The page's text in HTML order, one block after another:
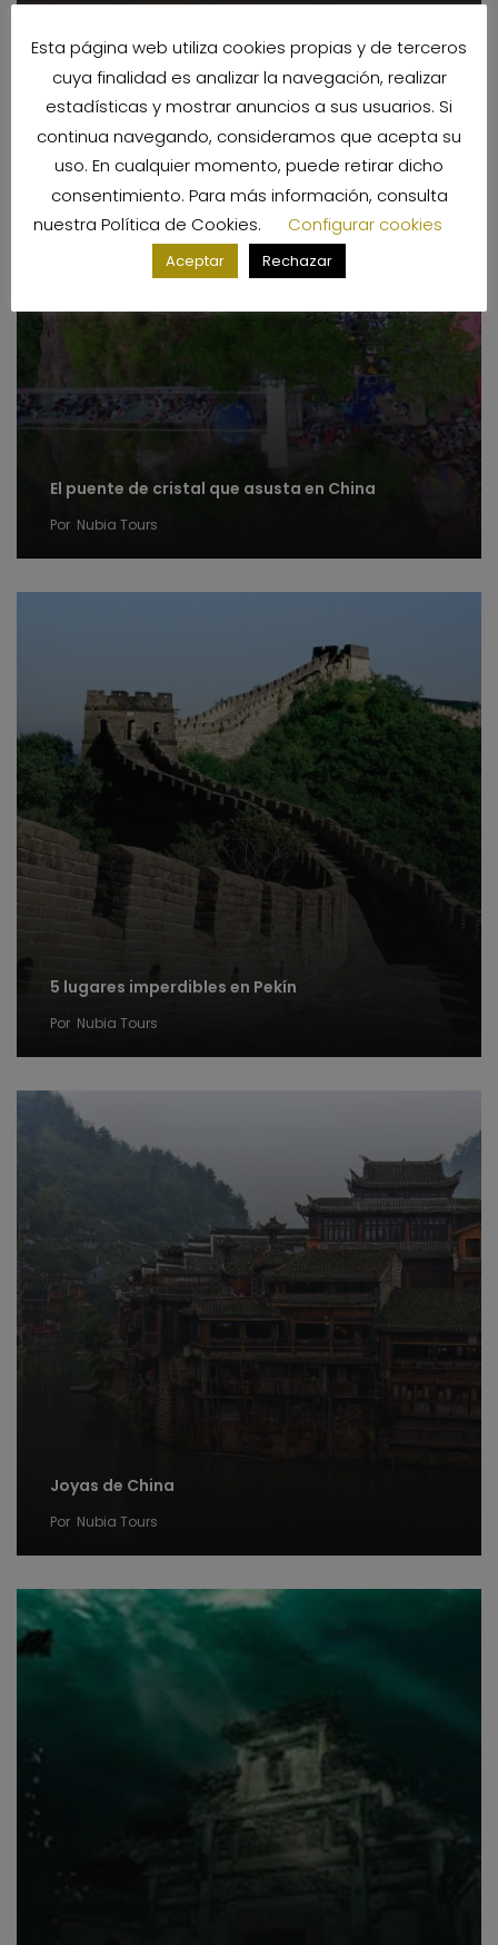
El puente de cristal que asusta en China
Por Nubia Tours
5 lugares imperdibles en Pekín
Por Nubia Tours
Joyas de China
Por Nubia Tours
Esta página web utiliza cookies propias y de terceros
cuya finalidad es analizar la navegación, realizar
estadísticas y mostrar anuncios a sus usuarios. Si
continua navegando, consideramos que acepta su
uso. En cualquier momento, puede retirar dicho
consentimiento. Para más información, consulta
nuestra Política de Cookies. Configurar cookies
Aceptar Rechazar